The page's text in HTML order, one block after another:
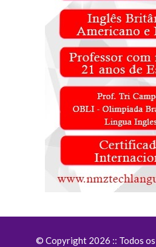
© Copyright 2026 :: Todos